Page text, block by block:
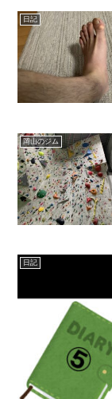
日記
岡山のジム
日記